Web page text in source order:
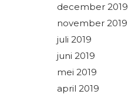
december 2019
november 2019
juli 2019
juni 2019
mei 2019
april 2019